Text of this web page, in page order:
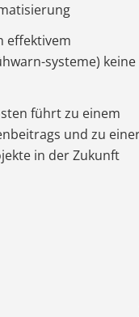
effektivem
systeme) keine
führt zu einem
und zu
in der Zukunft